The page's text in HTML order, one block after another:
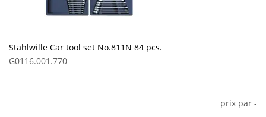
Stahlwille Car tool set No.811N 84 pcs.
G0116.001.770
prix par -